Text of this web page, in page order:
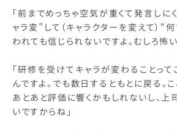
「前までめっちゃ空気が重くて発言しに
ャラ変”して（キャラクターを変えて）“
われても信じられないですよ。むしろ怖い
「研修を受けてキャラが変わることって
んですよ。でも数日するともとに戻る。
あとあと評価に響くかもしれないし、上
いですからね」